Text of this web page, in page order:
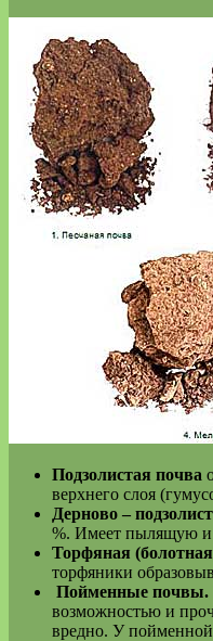
Подзолистая почва
верхнего слоя
Дерново –
%. Имеет пылящую и
Торфяная
торфяники
Пойменные почвы.
возможностью и
вредно. У пойменной